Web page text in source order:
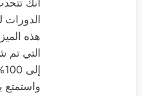
الدورات
هذه
واستمتع